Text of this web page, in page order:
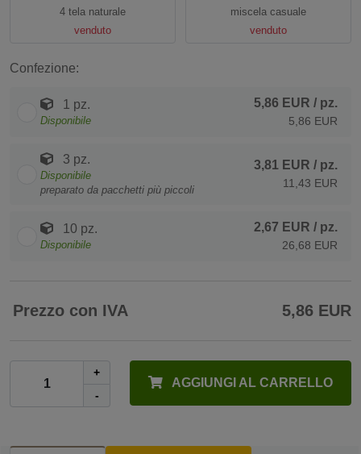
4 tela naturale
venduto
miscela casuale
venduto
Confezione:
1 pz.
Disponibile
5,86 EUR / pz.
5,86 EUR
3 pz.
Disponibile
preparato da pacchetti più piccoli
3,81 EUR / pz.
11,43 EUR
10 pz.
Disponibile
2,67 EUR / pz.
26,68 EUR
Prezzo con IVA 5,86 EUR
+
-
AGGIUNGI AL CARRELLO